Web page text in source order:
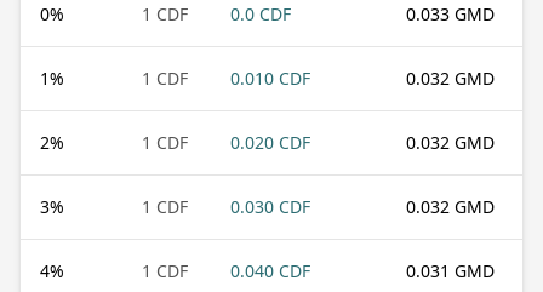
0% 1 CDF 0.0 CDF 0.033 GMD
1% 1 CDF 0.010 CDF 0.032 GMD
2% 1 CDF 0.020 CDF 0.032 GMD
3% 1 CDF 0.030 CDF 0.032 GMD
4% 1 CDF 0.040 CDF 0.031 GMD